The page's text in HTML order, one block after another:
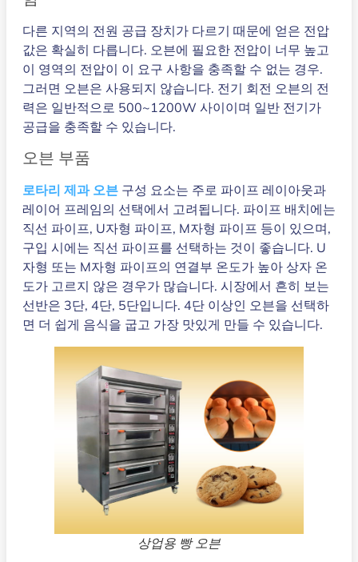
다른 지역의 전원 공급 장치가 다르기 때문에 얻은 ​​전압
값은 확실히 다릅니다. 오븐에 필요한 전압이 너무 높고
이 영역의 전압이 이 요구 사항을 충족할 수 없는 경우.
그러면 오븐은 사용되지 않습니다. 전기 회전 오븐의 전
력은 일반적으로 500~1200W 사이이며 일반 전기가
공급을 충족할 수 있습니다.
오븐 부품
로타리 제과 오븐 구성 요소는 주로 파이프 레이아웃과
레이어 프레임의 선택에서 고려됩니다. 파이프 배치에는
직선 파이프, U자형 파이프, M자형 파이프 등이 있으며,
구입 시에는 직선 파이프를 선택하는 것이 좋습니다. U
자형 또는 M자형 파이프의 연결부 온도가 높아 상자 온
도가 고르지 않은 경우가 많습니다. 시장에서 흔히 보는
선반은 3단, 4단, 5단입니다. 4단 이상인 오븐을 선택하
면 더 쉽게 음식을 굽고 가장 맛있게 만들 수 있습니다.
상업용 빵 오븐